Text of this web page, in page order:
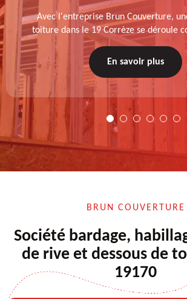
Avec l'entreprise Brun Couverture,
toiture dans le 19 Corrèze se déroule
aux normes : diagnostic au prélable,
technique à appliquer, test après
En savoir plus
BRUN COUVERTURE
Société bardage,
de rive et dessous de
19170